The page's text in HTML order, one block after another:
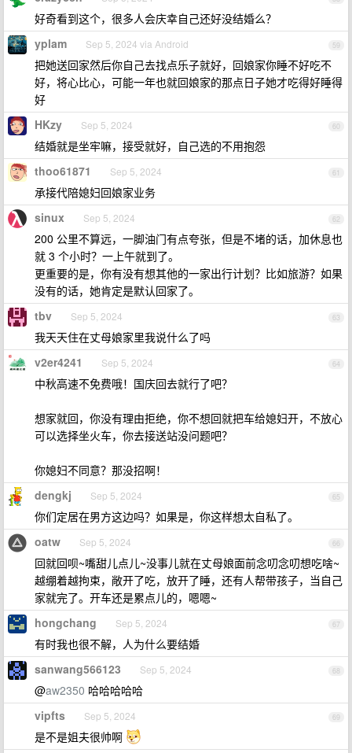
好奇看到这个，很多人会庆幸自己还好没结婚么？
59
yplam Sep 5, 2024 via Android
把她送回家然后你自己去找点乐子就好，回娘家你睡不好吃不
好，将心比心，可能一年也就回娘家的那点日子她才吃得好睡得
好
60
HKzy Sep 5, 2024
结婚就是坐牢嘛，接受就好，自己选的不用抱怨
61
thoo61871 Sep 5, 2024
承接代陪媳妇回娘家业务
62
sinux Sep 5, 2024
200 公里不算远，一脚油门有点夸张，但是不堵的话，加休息也
就 3 个小时？一上午就到了。
更重要的是，你有没有想其他的一家出行计划？比如旅游？如果
没有的话，她肯定是默认回家了。
63
tbv Sep 5, 2024
我天天住在丈母娘家里我说什么了吗
64
v2er4241 Sep 5, 2024
中秋高速不免费哦！国庆回去就行了吧？
想家就回，你没有理由拒绝，你不想回就把车给媳妇开，不放心
可以选择坐火车，你去接送站没问题吧？
你媳妇不同意？那没招啊！
65
dengkj Sep 5, 2024
你们定居在男方这边吗？如果是，你这样想太自私了。
66
oatw Sep 5, 2024
回就回呗~嘴甜儿点儿~没事儿就在丈母娘面前念叨念叨想吃啥~
越绷着越拘束，敞开了吃，放开了睡，还有人帮带孩子，当自己
家就完了。开车还是累点儿的，嗯嗯~
67
hongchang Sep 5, 2024
有时我也很不解，人为什么要结婚
68
sanwang566123 Sep 5, 2024
@aw2350 哈哈哈哈哈
69
vipfts Sep 5, 2024
是不是姐夫很帅啊